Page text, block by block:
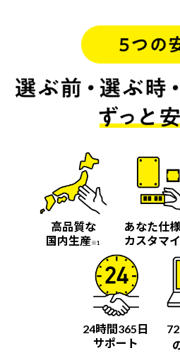
高品質な
国内生産※1
あなた仕
カスタマ
24時間365日
サポート